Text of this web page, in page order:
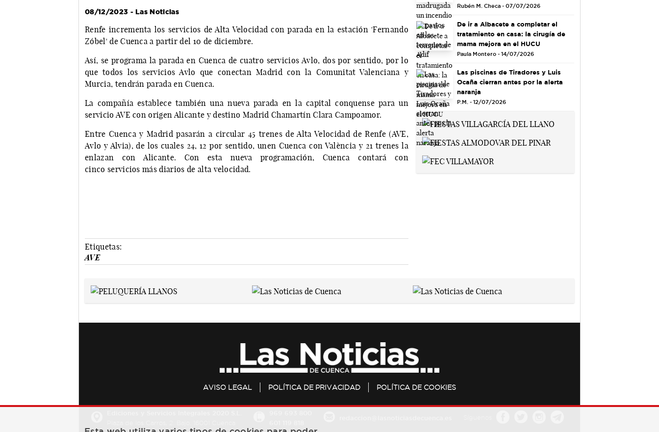
08/12/2023 - Las Noticias
Renfe incrementa los servicios de Alta Velocidad con parada en la estación 'Fernando
Zóbel' de Cuenca a partir del 10 de diciembre.
Así, se programa la parada en Cuenca de cuatro servicios Avlo, dos por sentido, por lo
que todos los servicios Avlo que conectan Madrid con la Comunitat Valenciana y
Murcia, tendrán parada en Cuenca.
La compañía establece también una nueva parada en la capital conquense para un
servicio AVE con origen Alicante y destino Madrid Chamartín Clara Campoamor.
Entre Cuenca y Madrid pasarán a circular 45 trenes de Alta Velocidad de Renfe (AVE,
Avlo y Alvia), de los cuales 24, 12 por sentido, unen Cuenca con València y 21 trenes la
enlazan con Alicante. Con esta nueva programación, Cuenca contará con
cinco servicios más diarios de alta velocidad.
Etiquetas:
AVE
Rubén M. Checa - 07/07/2026
De ir a Albacete a completar el
tratamiento en casa: la cirugía de
mama mejora en el HUCU
Paula Montero - 14/07/2026
Las piscinas de Tiradores y Luis
Ocaña cierran antes por la alerta
naranja
P.M. - 12/07/2026
AVISO LEGAL POLÍTICA DE PRIVACIDAD POLÍTICA DE COOKIES